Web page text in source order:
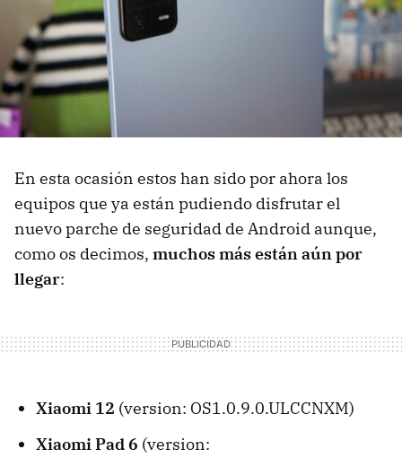
En esta ocasión estos han sido por ahora los
equipos que ya están pudiendo disfrutar el
nuevo parche de seguridad de Android aunque,
como os decimos, muchos más están aún por
llegar:
Xiaomi 12 (version: OS1.0.9.0.ULCCNXM)
Xiaomi Pad 6 (version: